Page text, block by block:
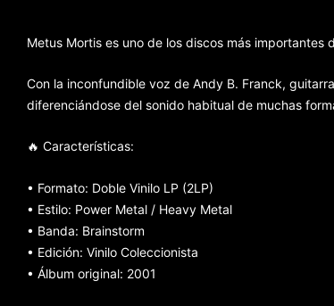
Metus Mortis es uno de los discos más
Con la inconfundible voz de Andy B. Franck,
diferenciándose del sonido habitual de muchas
🔥 Características:
• Formato: Doble Vinilo LP (2LP)
• Estilo: Power Metal / Heavy Metal
• Banda: Brainstorm
• Edición: Vinilo Coleccionista
• Álbum original: 2001